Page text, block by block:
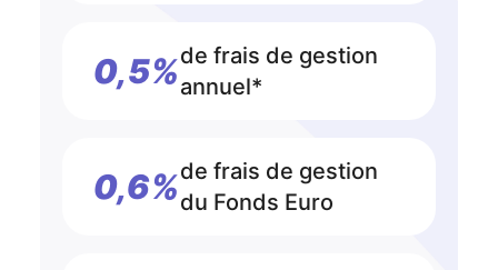
0,5%de frais de gestion
annuel*
0,6%de frais de gestion
du Fonds Euro